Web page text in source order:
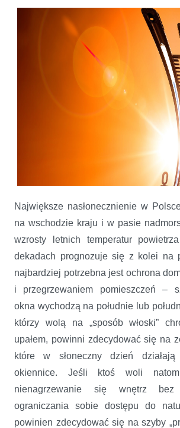
Największe nasłonecznienie w
na wschodzie kraju i w pasie
wzrosty letnich temperatur
dekadach prognozuje się z kolei na
najbardziej potrzebna jest ochrona
i przegrzewaniem pomieszczeń –
okna wychodzą na południe lub
którzy wolą na „sposób włoski”
upałem, powinni zdecydować się na
które w słoneczny dzień
okiennice. Jeśli ktoś woli
nienagrzewanie się wnętrz bez
ograniczania sobie dostępu do
powinien zdecydować się na szyby